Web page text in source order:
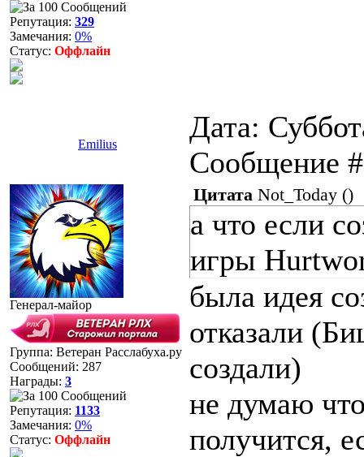
Репутация: 329
Замечания: 0%
Статус: Оффлайн
Emilius
Дата:
Сообщение
Генерал-майор
Группа: Ветеран Расслабуха.ру
Сообщений: 287
Награды: 3
Репутация: 1133
Замечания: 0%
Статус: Оффлайн
Цитата Not_Today ()
а что если
игры
была идея
отказали
создали)
не думаю
получится,